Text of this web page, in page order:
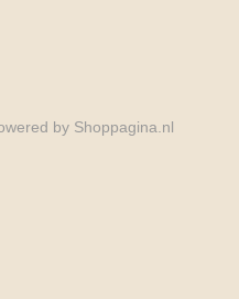
by Shoppagina.nl